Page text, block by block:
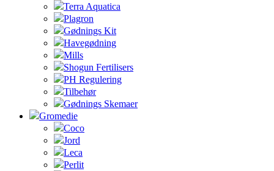
Terra Aquatica
Plagron
Gødnings Kit
Havegødning
Mills
Shogun Fertilisers
PH Regulering
Tilbehør
Gødnings Skemaer
Gromedie
Coco
Jord
Leca
Perlit